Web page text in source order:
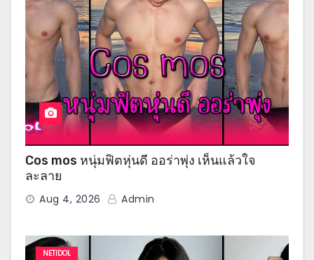
Cos mos หนุ่มฟิตหุ่นดี ออร่าพุ่ง เห็นแล้วใจ
ละลาย
Aug 4, 2026 Admin
NETIDOL